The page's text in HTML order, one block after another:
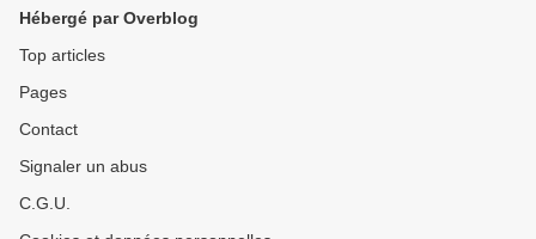
Hébergé par Overblog
Top articles
Pages
Contact
Signaler un abus
C.G.U.